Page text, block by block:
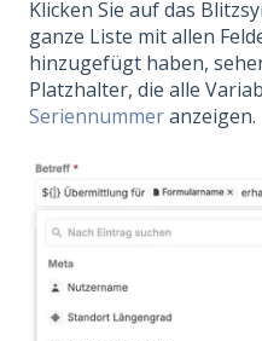
Klicken Sie auf das
ganze Liste mit allen
hinzugefügt haben,
Platzhalter, die alle
Seriennummeranzeigen.